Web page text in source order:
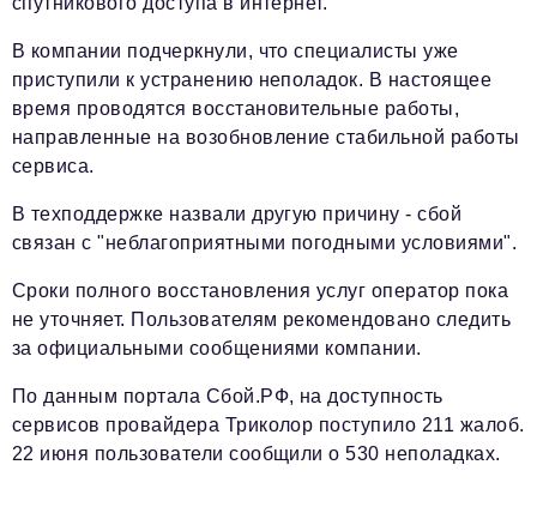
В компании подчеркнули, что специалисты уже
приступили к устранению неполадок. В настоящее
время проводятся восстановительные работы,
направленные на возобновление стабильной работы
сервиса.
В техподдержке назвали другую причину - сбой
связан с "неблагоприятными погодными условиями".
Сроки полного восстановления услуг оператор пока
не уточняет. Пользователям рекомендовано следить
за официальными сообщениями компании.
По данным портала Сбой.РФ, на доступность
сервисов провайдера Триколор поступило 211 жалоб.
22 июня пользователи сообщили о 530 неполадках.